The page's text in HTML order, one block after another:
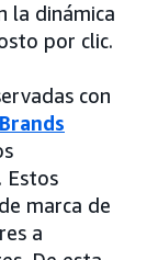
la dinámica
por clic.
con
Estos
marca de
a